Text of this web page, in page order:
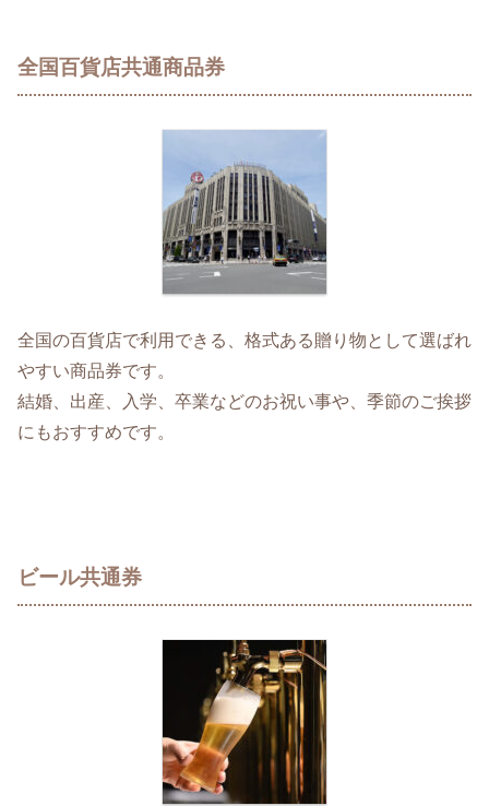
全国百貨店共通商品券
全国の百貨店で利用できる、格式ある贈り物として選ばれ
やすい商品券です。
結婚、出産、入学、卒業などのお祝い事や、季節のご挨拶
にもおすすめです。
ビール共通券